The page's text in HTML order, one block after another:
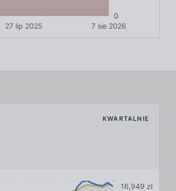
27 lip 2025 7 sie 2026
0
KWARTALNIE
16,949 zł